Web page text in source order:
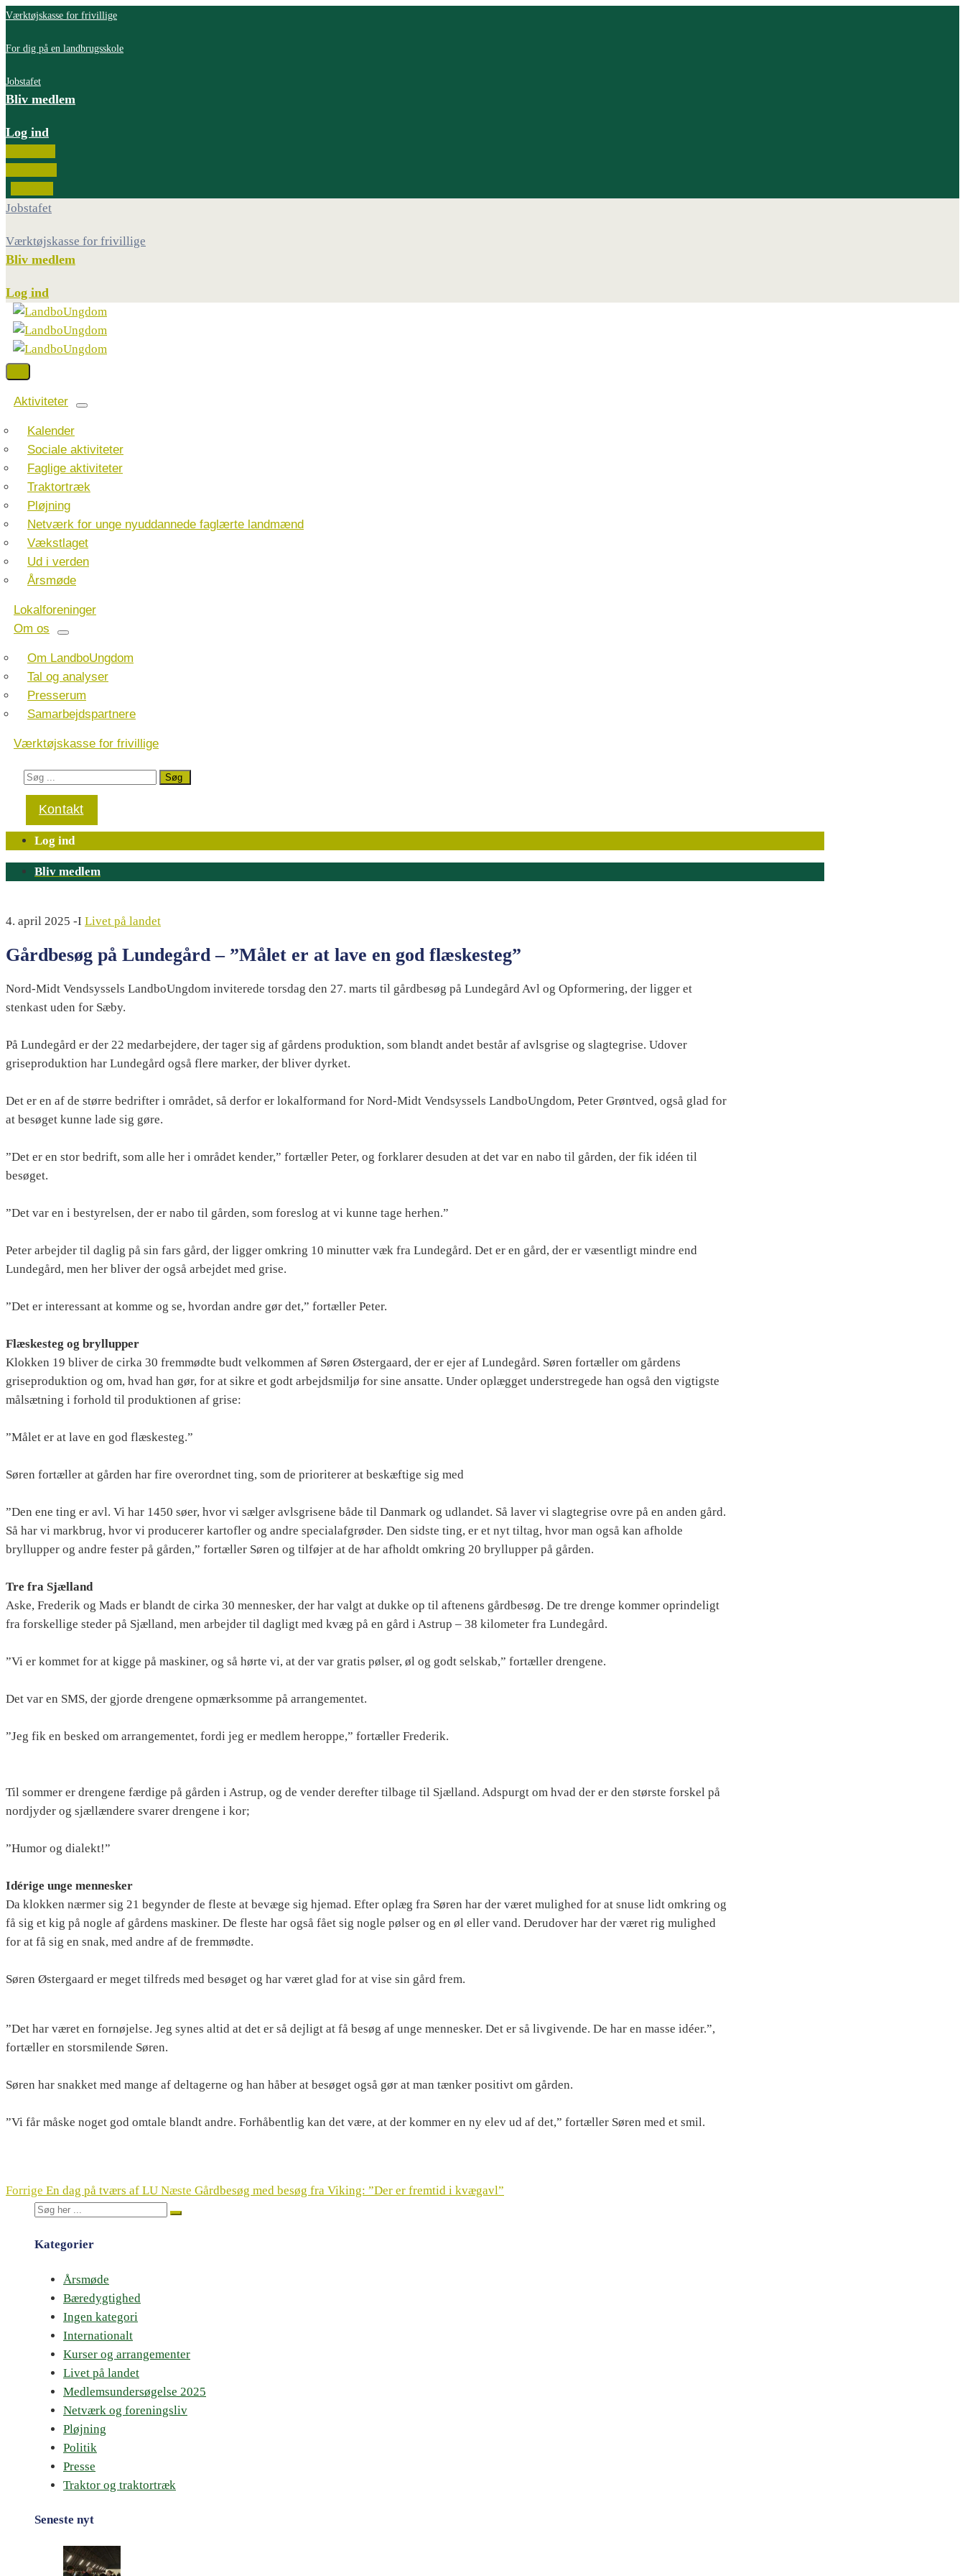
Værktøjskasse for frivillige
For dig på en landbrugsskole
Jobstafet
Bliv medlem
Log ind
Jobstafet
Værktøjskasse for frivillige
Bliv medlem
Log ind
Aktiviteter
Kalender
Sociale aktiviteter
Faglige aktiviteter
Traktortræk
Pløjning
Netværk for unge nyuddannede faglærte landmænd
Vækstlaget
Ud i verden
Årsmøde
Lokalforeninger
Om os
Om LandboUngdom
Tal og analyser
Presserum
Samarbejdspartnere
Værktøjskasse for frivillige
Kontakt
Log ind
Bliv medlem
4. april 2025 -I Livet på landet
Gårdbesøg på Lundegård – ”Målet er at lave en god flæskesteg”
Nord-Midt Vendsyssels LandboUngdom inviterede torsdag den 27. marts til gårdbesøg på Lundegård Avl og Opformering, der ligger et
stenkast uden for Sæby.
På Lundegård er der 22 medarbejdere, der tager sig af gårdens produktion, som blandt andet består af avlsgrise og slagtegrise. Udover
griseproduktion har Lundegård også flere marker, der bliver dyrket.
Det er en af de større bedrifter i området, så derfor er lokalformand for Nord-Midt Vendsyssels LandboUngdom, Peter Grøntved, også glad for
at besøget kunne lade sig gøre.
”Det er en stor bedrift, som alle her i området kender,” fortæller Peter, og forklarer desuden at det var en nabo til gården, der fik idéen til
besøget.
”Det var en i bestyrelsen, der er nabo til gården, som foreslog at vi kunne tage herhen.”
Peter arbejder til daglig på sin fars gård, der ligger omkring 10 minutter væk fra Lundegård. Det er en gård, der er væsentligt mindre end
Lundegård, men her bliver der også arbejdet med grise.
”Det er interessant at komme og se, hvordan andre gør det,” fortæller Peter.
Flæskesteg og bryllupper
Klokken 19 bliver de cirka 30 fremmødte budt velkommen af Søren Østergaard, der er ejer af Lundegård. Søren fortæller om gårdens
griseproduktion og om, hvad han gør, for at sikre et godt arbejdsmiljø for sine ansatte. Under oplægget understregede han også den vigtigste
målsætning i forhold til produktionen af grise:
”Målet er at lave en god flæskesteg.”
Søren fortæller at gården har fire overordnet ting, som de prioriterer at beskæftige sig med
”Den ene ting er avl. Vi har 1450 søer, hvor vi sælger avlsgrisene både til Danmark og udlandet. Så laver vi slagtegrise ovre på en anden gård.
Så har vi markbrug, hvor vi producerer kartofler og andre specialafgrøder. Den sidste ting, er et nyt tiltag, hvor man også kan afholde
bryllupper og andre fester på gården,” fortæller Søren og tilføjer at de har afholdt omkring 20 bryllupper på gården.
Tre fra Sjælland
Aske, Frederik og Mads er blandt de cirka 30 mennesker, der har valgt at dukke op til aftenens gårdbesøg. De tre drenge kommer oprindeligt
fra forskellige steder på Sjælland, men arbejder til dagligt med kvæg på en gård i Astrup – 38 kilometer fra Lundegård.
”Vi er kommet for at kigge på maskiner, og så hørte vi, at der var gratis pølser, øl og godt selskab,” fortæller drengene.
Det var en SMS, der gjorde drengene opmærksomme på arrangementet.
”Jeg fik en besked om arrangementet, fordi jeg er medlem heroppe,” fortæller Frederik.
Til sommer er drengene færdige på gården i Astrup, og de vender derefter tilbage til Sjælland. Adspurgt om hvad der er den største forskel på
nordjyder og sjællændere svarer drengene i kor;
”Humor og dialekt!”
Idérige unge mennesker
Da klokken nærmer sig 21 begynder de fleste at bevæge sig hjemad. Efter oplæg fra Søren har der været mulighed for at snuse lidt omkring og
få sig et kig på nogle af gårdens maskiner. De fleste har også fået sig nogle pølser og en øl eller vand. Derudover har der været rig mulighed
for at få sig en snak, med andre af de fremmødte.
Søren Østergaard er meget tilfreds med besøget og har været glad for at vise sin gård frem.
”Det har været en fornøjelse. Jeg synes altid at det er så dejligt at få besøg af unge mennesker. Det er så livgivende. De har en masse idéer.”,
fortæller en storsmilende Søren.
Søren har snakket med mange af deltagerne og han håber at besøget også gør at man tænker positivt om gården.
”Vi får måske noget god omtale blandt andre. Forhåbentlig kan det være, at der kommer en ny elev ud af det,” fortæller Søren med et smil.
Forrige En dag på tværs af LU Næste Gårdbesøg med besøg fra Viking: ”Der er fremtid i kvægavl”
Kategorier
Årsmøde
Bæredygtighed
Ingen kategori
Internationalt
Kurser og arrangementer
Livet på landet
Medlemsundersøgelse 2025
Netværk og foreningsliv
Pløjning
Politik
Presse
Traktor og traktortræk
Seneste nyt